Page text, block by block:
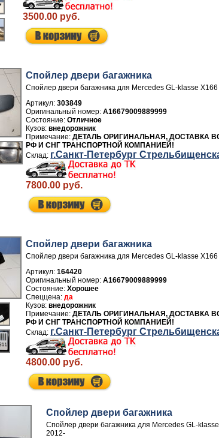
3500.00 руб.
Спойлер двери багажника
Спойлер двери багажника для Mercedes GL-klasse
Артикул:303849
A16679009889999
Отличное
внедорожник
ДЕТАЛЬ ОРИГИНАЛЬНАЯ, ДОСТАВКА
РФ И СНГ ТРАНСПОРТНОЙ КОМПАНИЕЙ!
г.Санкт-Петербург
7800.00 руб.
Спойлер двери багажника
Спойлер двери багажника для Mercedes GL-klasse
Артикул:164420
A16679009889999
Хорошее
да
внедорожник
ДЕТАЛЬ ОРИГИНАЛЬНАЯ, ДОСТАВКА
РФ И СНГ ТРАНСПОРТНОЙ КОМПАНИЕЙ!
г.Санкт-Петербург
4800.00 руб.
Спойлер двери багажника
Спойлер двери багажника для Mercedes GL-
2012-